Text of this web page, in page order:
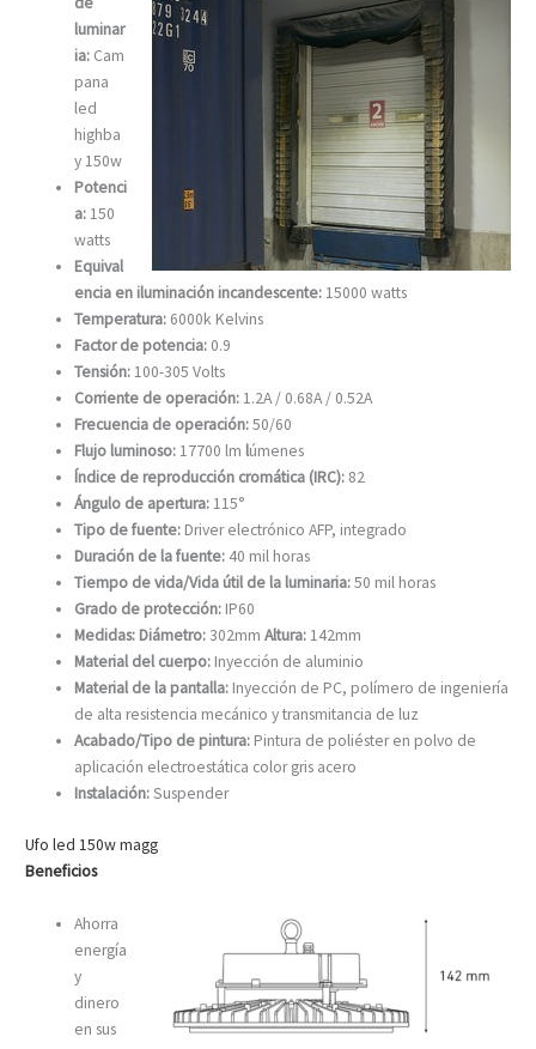
luminar
ia: Cam
pana
led
highba
y 150w
Potenci
a: 150
watts
Equival
encia en iluminación incandescente: 15000 watts
Temperatura: 6000k Kelvins
Factor de potencia: 0.9
Tensión: 100-305 Volts
Corriente de operación: 1.2A / 0.68A / 0.52A
Frecuencia de operación:50/60
Flujo luminoso: 17700 lm lúmenes
Índice de reproducción cromática (IRC): 82
Ángulo de apertura: 115°
Tipo de fuente: Driver electrónico AFP, integrado
Duración de la fuente: 40 mil horas
Tiempo de vida/Vida útil de la luminaria:50 mil horas
Grado de protección: IP60
Medidas: Diámetro:302mmAltura: 142mm
Material del cuerpo: Inyección de aluminio
Material de la pantalla: Inyección de PC, polímero de ingeniería
de alta resistencia mecánico y transmitancia de luz
Acabado/Tipo de pintura: Pintura de poliéster en polvo de
aplicación electroestática color gris acero
Instalación:Suspender
Ufo led 150w magg
Beneficios
Ahorra
energía
y
dinero
en sus